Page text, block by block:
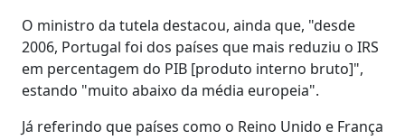
O ministro da tutela destacou, ainda que, "desde
2006, Portugal foi dos países que mais reduziu o IRS
em percentagem do PIB [produto interno bruto]",
estando "muito abaixo da média europeia".
Já referindo que países como o Reino Unido e França